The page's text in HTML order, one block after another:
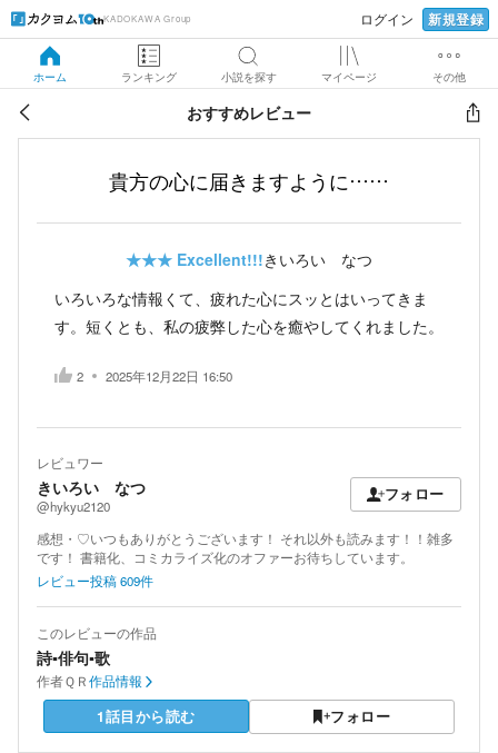
KADOKAWA Group ログイン 新規登録
ホーム ランキング 小説を探す マイページ その他
おすすめレビュー
貴方の心に届きますように……
★★★ Excellent!!!きいろい なつ
いろいろな情報くて、疲れた心にスッとはいってきま
す。短くとも、私の疲弊した心を癒やしてくれました。
2 2025年12月22日 16:50
レビュワー
きいろい なつ
@hykyu2120
フォロー
感想・♡いつもありがとうございます！ それ以外も読みます！！雑多
です！ 書籍化、コミカライズ化のオファーお待ちしています。
レビュー投稿609件
このレビューの作品
詩▪️俳句▪️歌
作者ＱＲ作品情報
1話目から読む フォロー